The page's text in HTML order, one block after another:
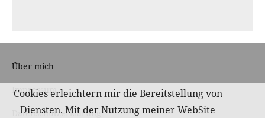
Über mich
Impressum
Datenschutzerklärung
Cookies erleichtern mir die Bereitstellung von
Diensten. Mit der Nutzung meiner WebSite